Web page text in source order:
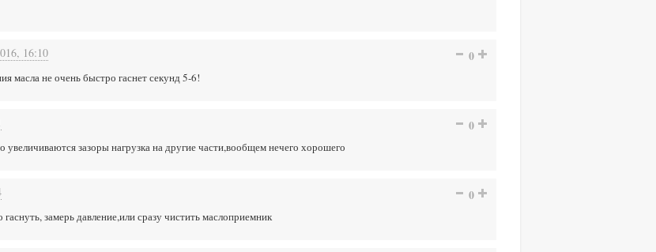
16:10 0
масла не очень быстро гаснет секунд 5-6!
0
увеличиваются зазоры нагрузка на другие части,вообщем нечего хорошего
0
замерь давление,или сразу чистить маслоприемник